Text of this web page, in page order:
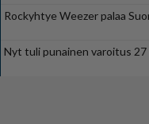
Rockyhtye Weezer palaa
Nyt tuli punainen varoitus 27